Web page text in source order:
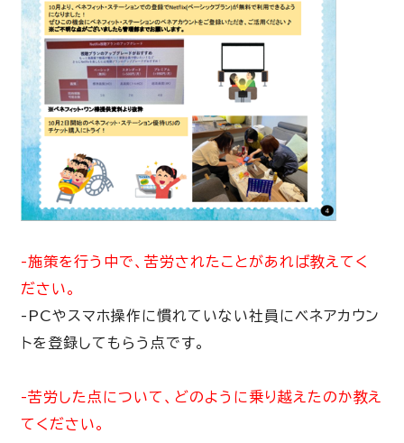
-施策を行う中で、苦労されたことがあれば教えてく
ださい。
-PCやスマホ操作に慣れていない社員にベネアカウン
トを登録してもらう点です。
-苦労した点について、どのように乗り越えたのか教え
てください。